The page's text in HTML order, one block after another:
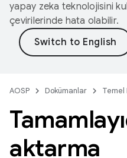
yapay zeka teknolojisini
çevirilerinde hata olabilir.
AOSP Dokümanlar Temel
aktarma